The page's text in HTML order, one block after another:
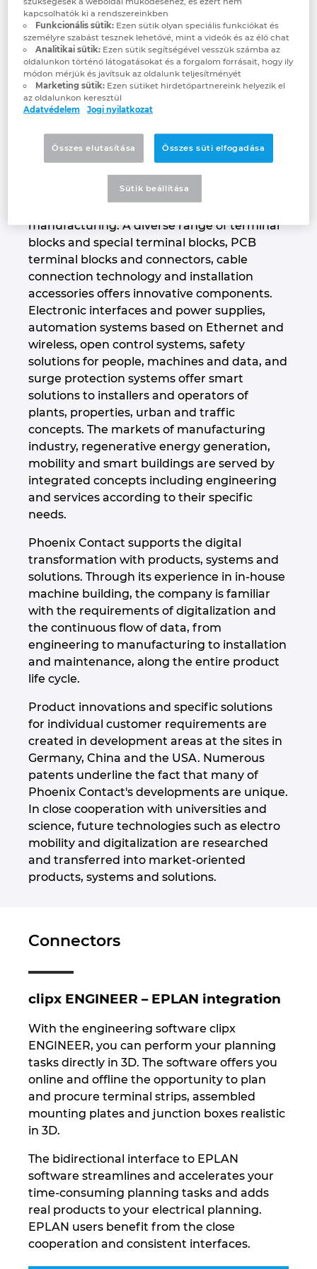
Phoenix Contact Group includes eighteen
German and four international companies as
well as 55 sales organizations around the
world. Phoenix Contact is present in more
than 100 countries worldwide.
Production takes place in eleven countries
integration. The product range includes
components and system solutions for the
generation, transport and distribution of
energy, equipment and mechanical
manufacturing. A diverse range of terminal
blocks and special terminal blocks, PCB
terminal blocks and connectors, cable
connection technology and installation
accessories offers innovative components.
Electronic interfaces and power supplies,
automation systems based on Ethernet and
wireless, open control systems, safety
solutions for people, machines and data, and
surge protection systems offer smart
solutions to installers and operators of
plants, properties, urban and traffic
concepts. The markets of manufacturing
industry, regenerative energy generation,
mobility and smart buildings are served by
integrated concepts including engineering
and services according to their specific
needs.
Phoenix Contact supports the digital
transformation with products, systems and
solutions. Through its experience in in-house
machine building, the company is familiar
with the requirements of digitalization and
the continuous flow of data, from
engineering to manufacturing to installation
and maintenance, along the entire product
life cycle.
Product innovations and specific solutions
for individual customer requirements are
created in development areas at the sites in
Germany, China and the USA. Numerous
patents underline the fact that many of
Phoenix Contact's developments are unique.
In close cooperation with universities and
science, future technologies such as electro
mobility and digitalization are researched
and transferred into market-oriented
products, systems and solutions.
Connectors
clipx ENGINEER – EPLAN integration
With the engineering software clipx
ENGINEER, you can perform your planning
tasks directly in 3D. The software offers you
online and offline the opportunity to plan
and procure terminal strips, assembled
mounting plates and junction boxes realistic
in 3D.
The bidirectional interface to EPLAN
software streamlines and accelerates your
time-consuming planning tasks and adds
real products to your electrical planning.
EPLAN users benefit from the close
cooperation and consistent interfaces.
Denmark
Finland
France
Greece
India
Indonesia
Ireland
Israel
Italy
Japan
Lithuania
Luxembourg
Malaysia
Mexico
Netherlands
New Zealand
Norway
Peru
Philippines
Poland
Portugal
Romania
Serbia
Slovenia
South Africa
South Korea
Spain
Sweden
Switzerland
Thailand
Turkey
kapcsolhatók ki a rendszereinkben
Funkcionális sütik:Ezen sütik olyan speciális funkciókat és
személyre szabást tesznek lehetővé, mint a videók és az élő chat
Analitikai sütik:Ezen sütik segítségével vesszük számba az
oldalunkon történő látogatásokat és a forgalom forrásait, hogy ily
módon mérjük és javítsuk az oldalunk teljesítményét
Marketing sütik:Ezen sütiket hirdetőpartnereink helyezik el
az oldalunkon keresztül
Adatvédelem
Jogi nyilatkozat
Összes elutasítása Összes süti elfogadása
Sütik beállítása